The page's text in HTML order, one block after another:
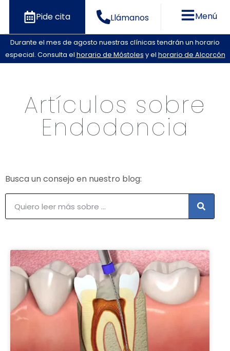
Llámanos
Pide cita Menú
Durante el mes de agosto nuestras clínicas tendrán un horario
especial. Consulta el horario de Móstoles y el horario de Alcorcón
Artículos sobre
Endodoncia
Busca un consejo en nuestro blog: